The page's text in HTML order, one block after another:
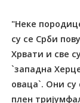
"Неке
су се Срби
Хрвати и све
`западна
оваца`. Они су
плен